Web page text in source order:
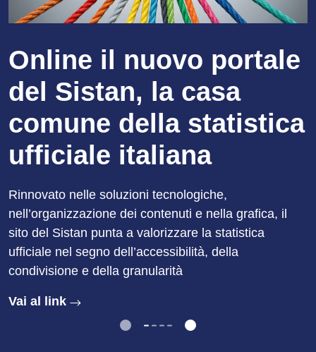
Online il nuovo portale
del Sistan, la casa
comune della statistica
ufficiale italiana
Rinnovato nelle soluzioni tecnologiche,
nell’organizzazione dei contenuti e nella grafica, il
sito del Sistan punta a valorizzare la statistica
ufficiale nel segno dell’accessibilità, della
condivisione e della granularità
Vai al link